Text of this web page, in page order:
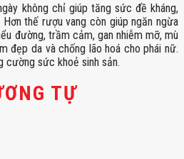
không chỉ giúp tăng sức đề kháng,
thế rượu vang còn giúp ngăn ngừa
đường, trầm cảm, gan nhiễm mỡ, mù
đẹp da và chống lão hoá cho phái nữ.
cường sức khoẻ sinh sản.
TỰ